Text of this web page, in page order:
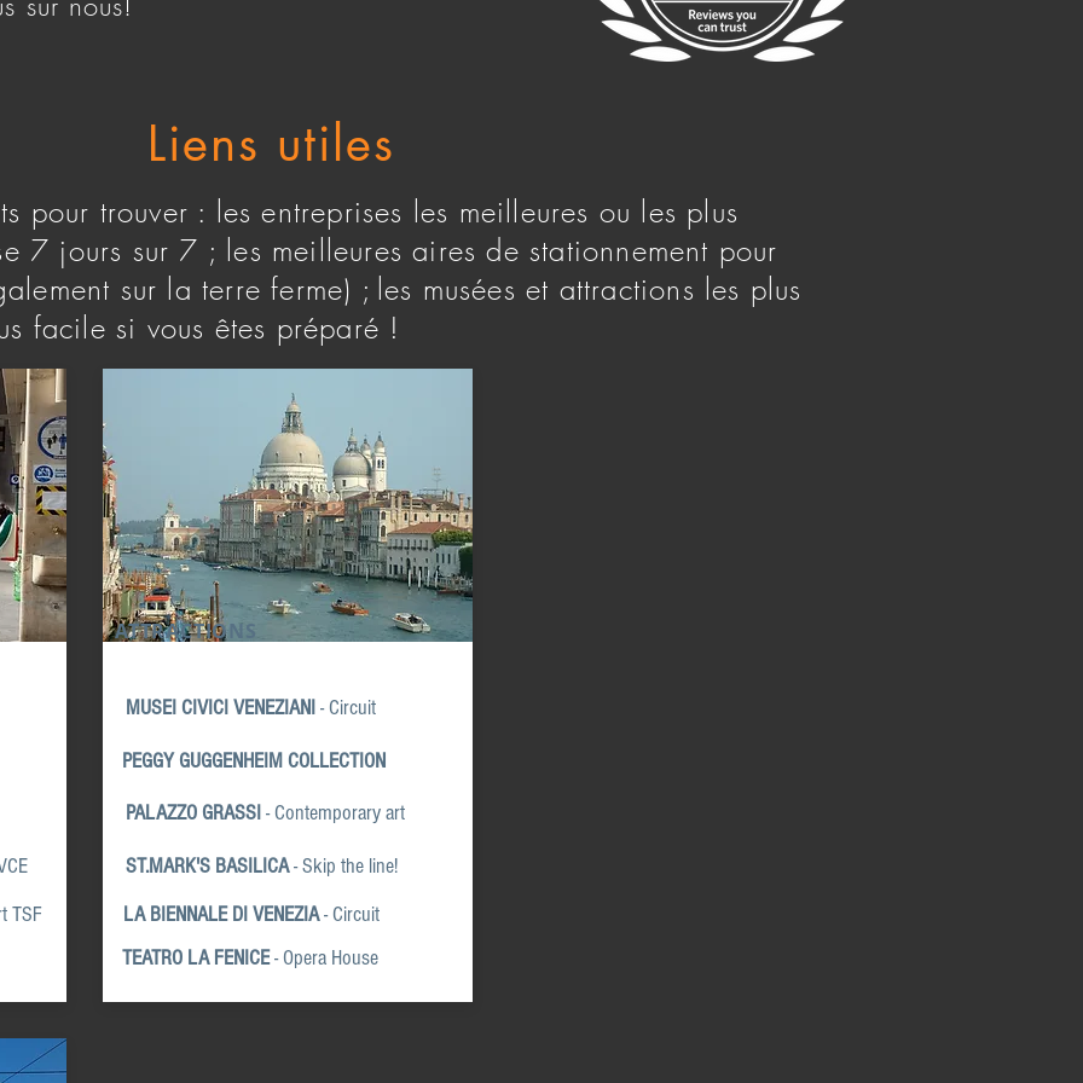
Liens utiles
pour trouver : les entreprises les meilleures ou les plus
7 jours sur 7 ; les meilleures aires de stationnement pour
sur la terre ferme) ; les musées et attractions les plus
facile si vous êtes préparé !
TSF
ATTRACTIONS
MUSEI CIVICI VENEZIANI - Circuit
PEGGY GUGGENHEIM COLLECTION
PALAZZO GRASSI - Contemporary art
ST.MARK'S BASILICA- Skip the line!
LA BIENNALE DI VENEZIA- Circuit
TEATRO LA FENICE- Opera House